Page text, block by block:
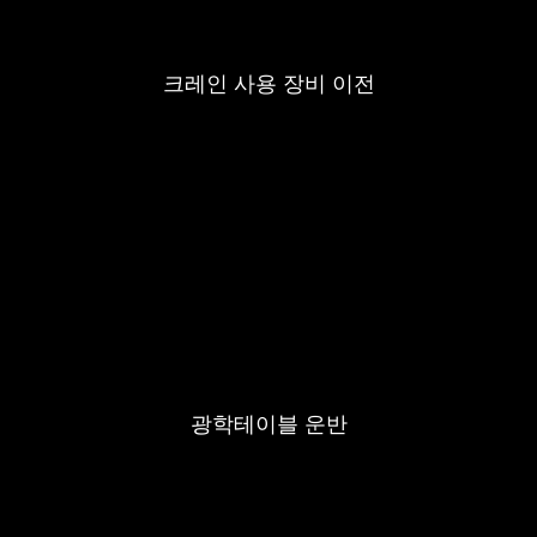
크레인 사용 장비 이전
광학테이블 운반